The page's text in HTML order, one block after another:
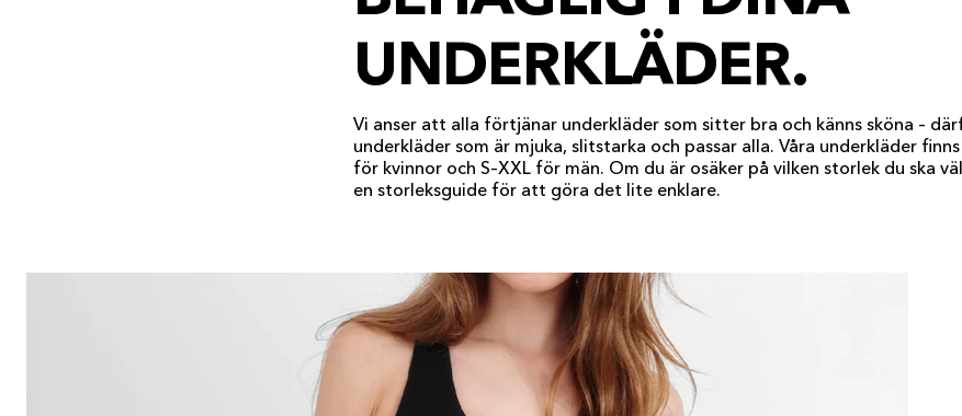
UNDERKLÄDER.
Vi anser att alla förtjänar underkläder som sitter bra och känns sköna –
underkläder som är mjuka, slitstarka och passar alla. Våra underkläder
för kvinnor och S–XXL för män. Om du är osäker på vilken storlek du ska
en storleksguide för att göra det lite enklare.